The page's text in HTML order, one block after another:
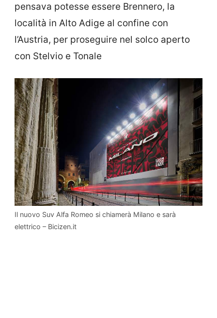
pensava potesse essere Brennero, la
località in Alto Adige al confine con
l’Austria, per proseguire nel solco aperto
con Stelvio e Tonale
Il nuovo Suv Alfa Romeo si chiamerà Milano e sarà
elettrico – Bicizen.it